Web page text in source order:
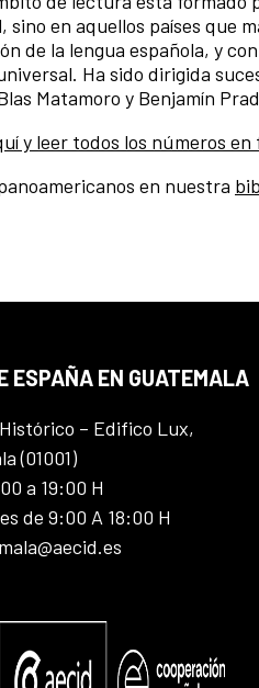
sino en aquellos países que
de la lengua española, y
Ha sido dirigida
Matamoro y Benjamín
y leer todos los números
en nuestra
ESPAÑA EN GUATEMALA
– Edifico Lux,
(01001)
a 19:00 H
de 9:00 A 18:00 H